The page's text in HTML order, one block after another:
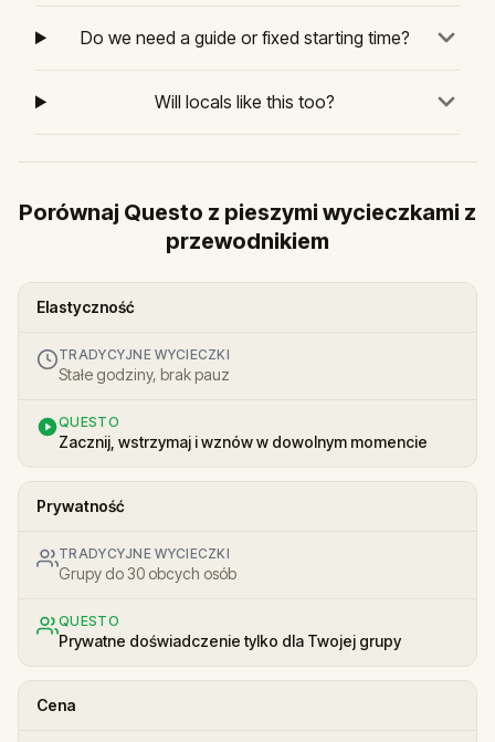
Do we need a guide or fixed starting time?
Will locals like this too?
Porównaj Questo z pieszymi wycieczkami z
przewodnikiem
Elastyczność
TRADYCYJNE WYCIECZKI
Stałe godziny, brak pauz
QUESTO
Zacznij, wstrzymaj i wznów w dowolnym momencie
Prywatność
TRADYCYJNE WYCIECZKI
Grupy do 30 obcych osób
QUESTO
Prywatne doświadczenie tylko dla Twojej grupy
Cena